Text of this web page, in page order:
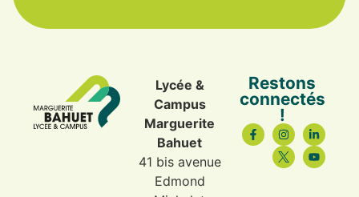
Lycée &
Campus
Marguerite
Bahuet
41 bis avenue
Edmond
Restons
connectés
!